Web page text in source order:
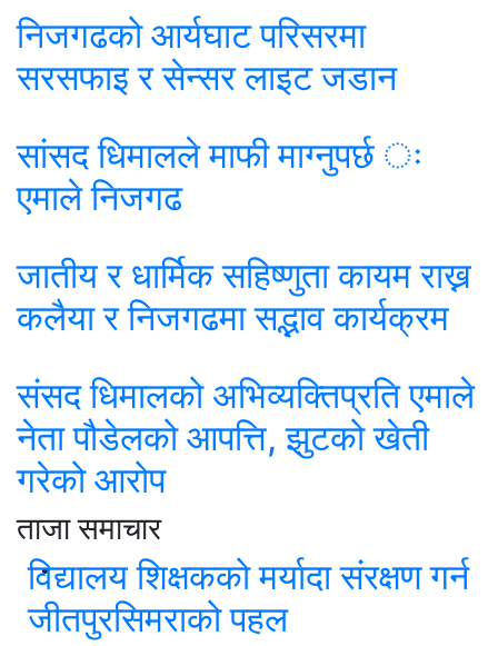
निजगढको आर्यघाट परिसरमा
सरसफाइ र सेन्सर लाइट जडान
सांसद धिमालले माफी माग्नुपर्छ ः
एमाले निजगढ
जातीय र धार्मिक सहिष्णुता कायम राख्न
कलैया र निजगढमा सद्भाव कार्यक्रम
संसद धिमालको अभिव्यक्तिप्रति एमाले
नेता पौडेलको आपत्ति, झुटको खेती
गरेको आरोप
ताजा समाचार
विद्यालय शिक्षकको मर्यादा संरक्षण गर्न
जीतपुरसिमराको पहल